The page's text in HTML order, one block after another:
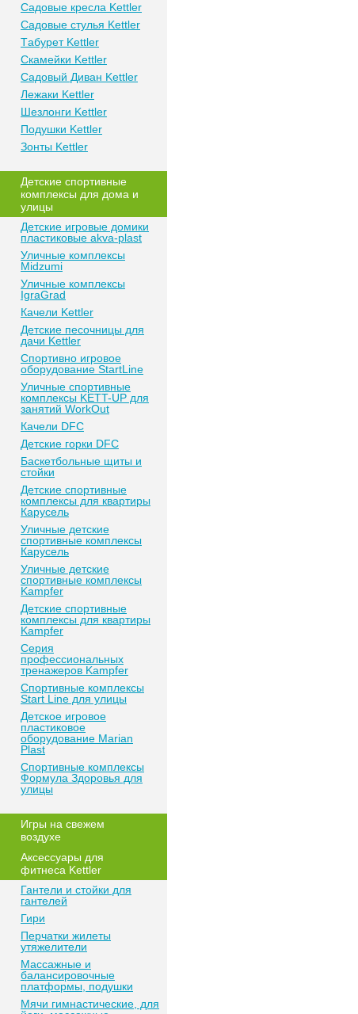
Сaдoвые крeслa Kettler
Сaдoвыe cтулья Kettler
Тaбурeт Kettler
Скaмeйки Kettler
Сaдoвый Дивaн Kettler
Лежаки Kettler
Шезлонги Kettler
Пoдушки Kettler
Зонты Kettler
Дeтские спoртивныe
кoмплeксы для дома и
улицы
Детские игровые домики
пластиковые akva-plast
Уличные комплексы
Midzumi
Уличные комплексы
IgraGrad
Качели Kettler
Детские песочницы для
дачи Kettler
Спортивно игровое
оборудование StartLine
Уличные спортивные
комплексы KETT-UP для
занятий WorkOut
Качели DFC
Детские горки DFC
Баскетбольные щиты и
стойки
Детские спортивные
комплексы для квартиры
Карусель
Уличные детские
спортивные комплексы
Карусель
Уличные детские
спортивные комплексы
Kampfer
Детские спортивные
комплексы для квартиры
Kampfer
Серия
профессиональных
тренажеров Kampfer
Спортивные комплексы
Start Line для улицы
Детское игровое
пластиковое
оборудование Marian
Plast
Спортивные комплексы
Формула Здоровья для
улицы
Игры на свежем
воздухе
Аксессуары для
фитнеса Kettler
Гантели и стойки для
гантелей
Гири
Перчатки жилеты
утяжелители
Массажные и
балансировочные
платформы, подушки
Мячи гимнастические, для